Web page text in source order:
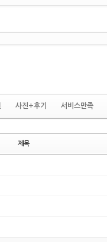
사진+후기 서비스만족
제목